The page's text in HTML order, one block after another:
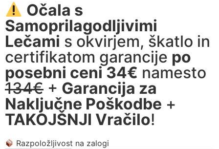
Očala s
Samoprilagodljivimi
Lečami s okvirjem, škatlo in
certifikatom garancije po
posebni ceni 34€ namesto
134€ + Garancija za
Naključne Poškodbe +
TAKOJŠNJI Vračilo!
Razpoložljivost na zalogi